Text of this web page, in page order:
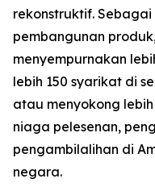
rekonstruktif.
pembangunan
menyempurnakan
lebih 150 syarikat di
atau menyokong
niaga pelesenan,
pengambilalihan di
negara.